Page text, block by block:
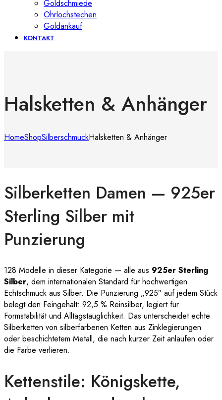
Goldschmiede
Ohrlochstechen
Goldankauf
KONTAKT
Halsketten & Anhänger
HomeShopSilberschmuckHalsketten & Anhänger
Silberketten Damen — 925er
Sterling Silber mit
Punzierung
128 Modelle in dieser Kategorie — alle aus 925er Sterling
Silber, dem internationalen Standard für hochwertigen
Echtschmuck aus Silber. Die Punzierung „925″ auf jedem Stück
belegt den Feingehalt: 92,5 % Reinsilber, legiert für
Formstabilität und Alltagstauglichkeit. Das unterscheidet echte
Silberketten von silberfarbenen Ketten aus Zinklegierungen
oder beschichtetem Metall, die nach kurzer Zeit anlaufen oder
die Farbe verlieren.
Kettenstile: Königskette,